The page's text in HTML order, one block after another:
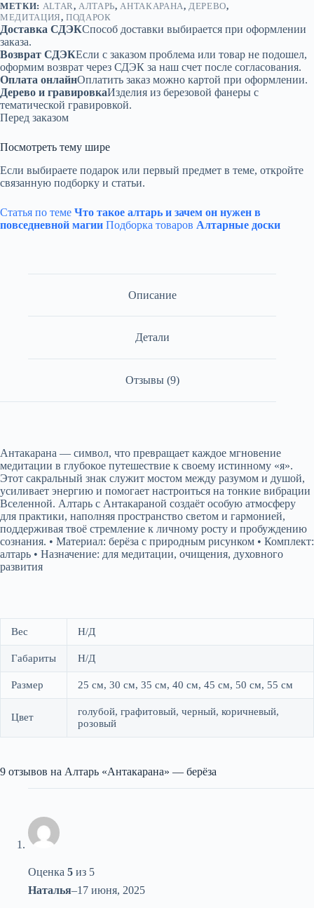
МЕТКИ: ALTAR,АЛТАРЬ,АНТАКАРАНА,ДЕРЕВО,
МЕДИТАЦИЯ,ПОДАРОК
Доставка СДЭКСпособ доставки выбирается при оформлении
заказа.
Возврат СДЭКЕсли с заказом проблема или товар не подошел,
оформим возврат через СДЭК за наш счет после согласования.
Оплата онлайнОплатить заказ можно картой при оформлении.
Дерево и гравировкаИзделия из березовой фанеры с
тематической гравировкой.
Перед заказом
Посмотреть тему шире
Если выбираете подарок или первый предмет в теме, откройте
связанную подборку и статьи.
Статья по теме Что такое алтарь и зачем он нужен в
повседневной магии Подборка товаров Алтарные доски
Описание
Детали
Отзывы (9)
Антакарана — символ, что превращает каждое мгновение
медитации в глубокое путешествие к своему истинному «я».
Этот сакральный знак служит мостом между разумом и душой,
усиливает энергию и помогает настроиться на тонкие вибрации
Вселенной. Алтарь с Антакараной создаёт особую атмосферу
для практики, наполняя пространство светом и гармонией,
поддерживая твоё стремление к личному росту и пробуждению
сознания. • Материал: берёза с природным рисунком • Комплект:
алтарь • Назначение: для медитации, очищения, духовного
развития
Вес Н/Д
Габариты Н/Д
Размер 25 см, 30 см, 35 см, 40 см, 45 см, 50 см, 55 см
Цвет
голубой, графитовый, черный, коричневый,
розовый
9 отзывов на Алтарь «Антакарана» — берёза
Оценка 5 из 5
Наталья–17 июня, 2025